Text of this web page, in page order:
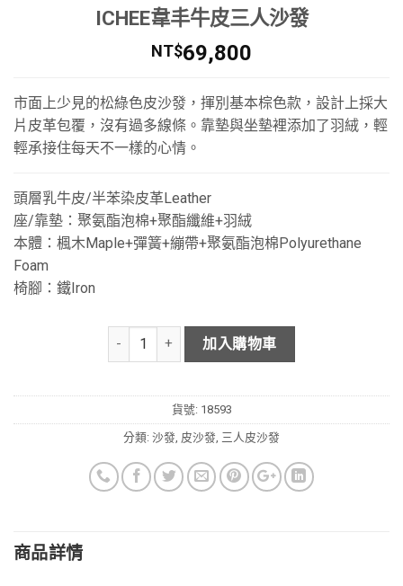
ICHEE韋丰牛皮三人沙發
NT$69,800
市面上少見的松綠色皮沙發，揮別基本棕色款，設計上採大
片皮革包覆，沒有過多線條。靠墊與坐墊裡添加了羽絨，輕
輕承接住每天不一樣的心情。
頭層乳牛皮/半苯染皮革Leather
座/靠墊：聚氨酯泡棉+聚酯纖維+羽絨
本體：楓木Maple+彈簧+繃帶+聚氨酯泡棉Polyurethane
Foam
椅腳：鐵Iron
加入購物車
貨號: 18593
分類: 沙發 皮沙發 三人皮沙發
商品詳情